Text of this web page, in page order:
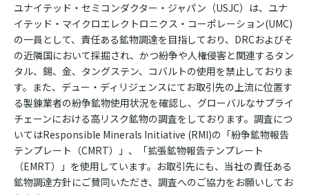
ユナイテッド・セミコンダクター・ジャパン（USJC）は、ユナ
イテッド・マイクロエレクトロニクス・コーポレーション(UMC)
の一員として、責任ある鉱物調達を目指しており、DRCおよびそ
の近隣国において採掘され、かつ紛争や人権侵害と関連するタン
タル、錫、金、タングステン、コバルトの使用を禁止しておりま
す。また、デュー・ディリジェンスにてお取引先の上流に位置す
る製錬業者の紛争鉱物使用状況を確認し、グローバルなサプライ
チェーンにおける高リスク鉱物の調査をしております。調査につ
いてはResponsible Minerals Initiative (RMI)の「紛争鉱物報告
テンプレート（CMRT）」、「拡張鉱物報告テンプレート
（EMRT）」を使用しています。お取引先にも、当社の責任ある
鉱物調達方針にご賛同いただき、調査へのご協力をお願いしてお